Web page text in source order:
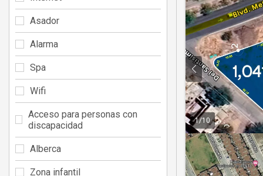
1/10
Asador
Alarma
Spa
Wifi
Acceso para personas con
discapacidad
Alberca
Zona infantil